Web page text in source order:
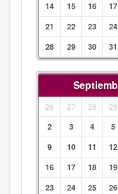
14
15 16 17
21
22 23 24
28
29 30 31
26 27 28 29
2 3 4 5
9
10 11 12
16
17 18 19
23
24 25 26